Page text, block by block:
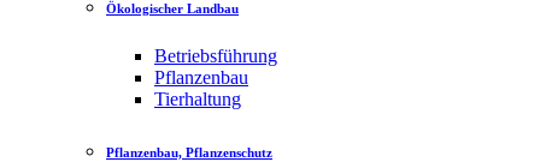
Ökologischer Landbau
Betriebsführung
Pflanzenbau
Tierhaltung
Pflanzenbau, Pflanzenschutz